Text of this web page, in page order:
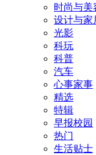
时尚与美
设计与家
光影
科玩
科普
汽车
心事家事
精选
特辑
早报校园
热门
生活贴士